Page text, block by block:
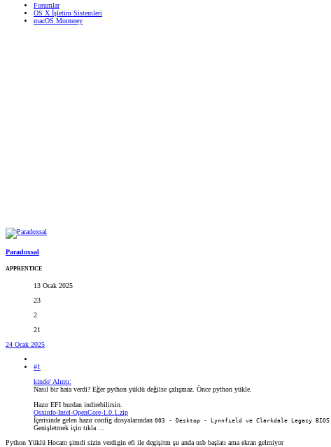
Forumlar
OS X İşletim Sistemleri
macOS Monterey
Paradoxsal
APPRENTICE
13 Ocak 2025
23
2
21
24 Ocak 2025
#1
kindo' Alıntı:
Nasıl bir hata verdi? Eğer python yüklü değilse çalışmaz. Önce python yükle.
Hazır EFI burdan indirebilirsin.
Osxinfo-Intel-OpenCore-1.0.1.zip
İçerisinde gelen hazır config dosyalarından 003 - Desktop - Lynnfield ve Clarkdale Legacy BIOS
Genişletmek için tıkla ...
Python Yüklü Hocam şimdi sizin verdigin efi ile degişitm şu anda usb başlatı ama ekran gelmiyor